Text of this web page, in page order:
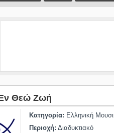
Θεώ Ζωή
Κατηγορία: Ελληνική
Περιοχή: Διαδυκτιακό